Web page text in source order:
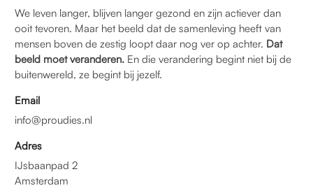
We leven langer, blijven langer gezond en zijn actiever dan
ooit tevoren. Maar het beeld dat de samenleving heeft van
mensen boven de zestig loopt daar nog ver op achter. Dat
beeld moet veranderen. En die verandering begint niet bij de
buitenwereld, ze begint bij jezelf.
Email
info@proudies.nl
Adres
IJsbaanpad 2
Amsterdam